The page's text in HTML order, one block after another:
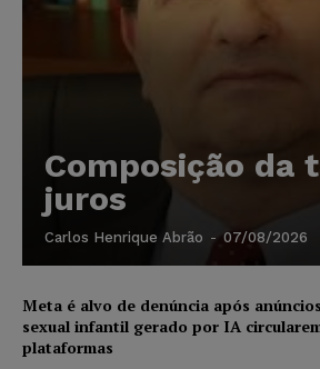
Composição da
juros
Carlos Henrique Abrão - 07/08/2026
Meta é alvo de denúncia após
sexual infantil gerado por IA
plataformas